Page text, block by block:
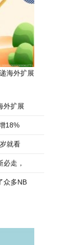
海外扩展
外扩展
18%
就看
走，
众多NB